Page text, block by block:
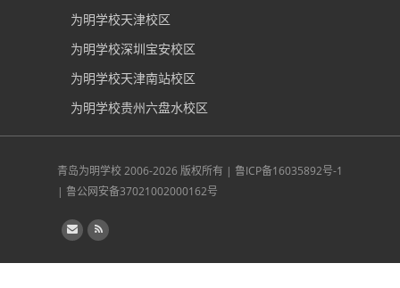
为明学校天津校区
为明学校深圳宝安校区
为明学校天津南站校区
为明学校贵州六盘水校区
青岛为明学校2006-2026 版权所有 | 鲁ICP备16035892号-1
| 鲁公网安备37021002000162号